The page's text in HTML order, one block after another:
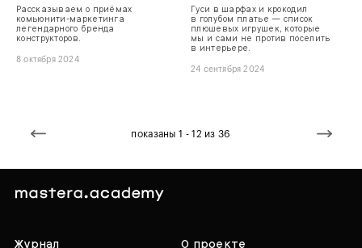
Рассказываем о приёмах
комьюнити-маркетинга
легендарного бренда
конструкторов.
8 октября 2024
Гуси в шарфах и крокодил
в голубом платье — список
плюшевых игрушек, которые
мы и сами не против поселить
в интерьере.
24 сентября 2024
показаны 1 - 12 из 36
Журнал
О проекте